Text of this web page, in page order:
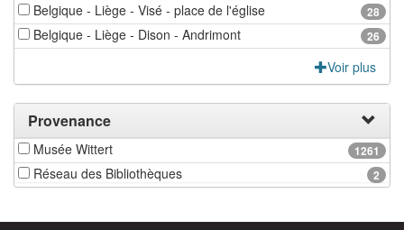
28
Belgique - Liège - Visé - place de l'église
26
Belgique - Liège - Dison - Andrimont
Voir plus
Provenance
1261
Musée Wittert
2
Réseau des Bibliothèques